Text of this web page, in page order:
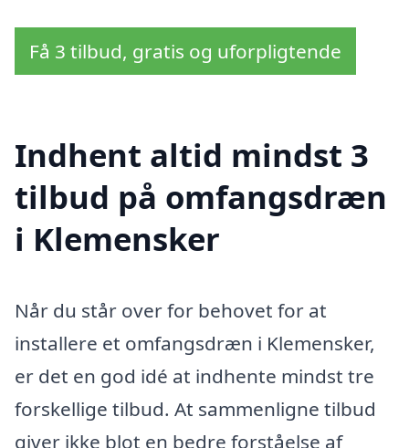
Få 3 tilbud, gratis og uforpligtende
Indhent altid mindst 3
tilbud på omfangsdræn
i Klemensker
Når du står over for behovet for at
installere et omfangsdræn i Klemensker,
er det en god idé at indhente mindst tre
forskellige tilbud. At sammenligne tilbud
giver ikke blot en bedre forståelse af